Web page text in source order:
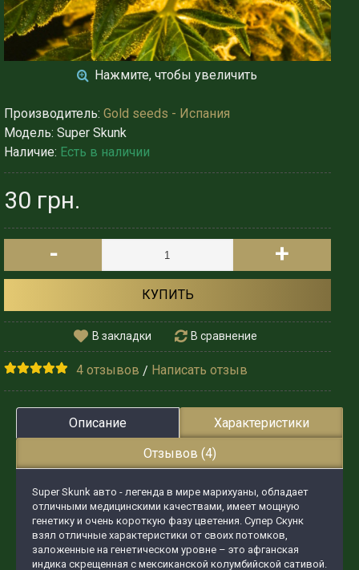
Нажмите, чтобы увеличить
Производитель: Gold seeds - Испания
Модель: Super Skunk
Наличие: Есть в наличии
30 грн.
-
+
КУПИТЬ
В закладки В сравнение
4 отзывов / Написать отзыв
Описание
Характеристики
Отзывов (4)
Super Skunk авто - легенда в мире марихуаны, обладает
отличными медицинскими качествами, имеет мощную
генетику и очень короткую фазу цветения. Супер Скунк
взял отличные характеристики от своих потомков,
заложенные на генетическом уровне – это афганская
индика скрещенная с мексиканской колумбийской сативой.